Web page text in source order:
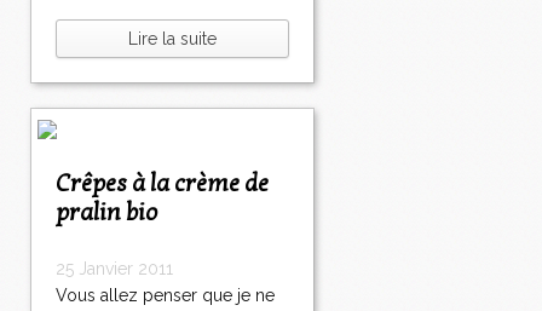
Lire la suite
Crêpes à la crème de
pralin bio
25 Janvier 2011
Vous allez penser que je ne